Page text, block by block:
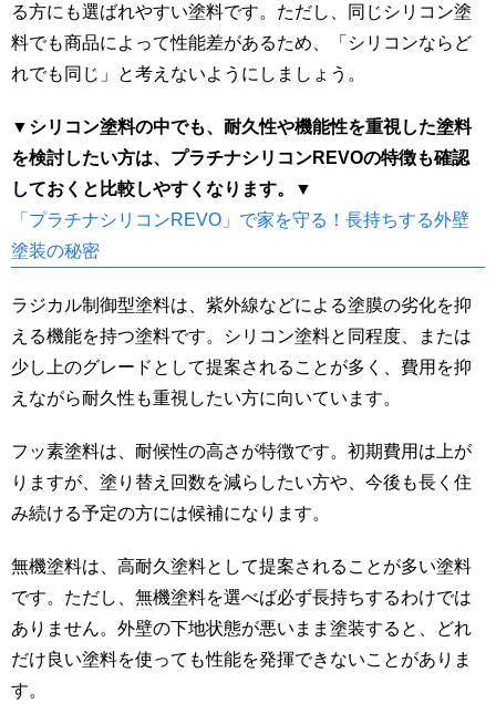
る方にも選ばれやすい塗料です。ただし、同じシリコン塗
料でも商品によって性能差があるため、「シリコンならど
れでも同じ」と考えないようにしましょう。
▼シリコン塗料の中でも、耐久性や機能性を重視した塗料
を検討したい方は、プラチナシリコンREVOの特徴も確認
しておくと比較しやすくなります。▼
「プラチナシリコンREVO」で家を守る！長持ちする外壁
塗装の秘密
ラジカル制御型塗料は、紫外線などによる塗膜の劣化を抑
える機能を持つ塗料です。シリコン塗料と同程度、または
少し上のグレードとして提案されることが多く、費用を抑
えながら耐久性も重視したい方に向いています。
フッ素塗料は、耐候性の高さが特徴です。初期費用は上が
りますが、塗り替え回数を減らしたい方や、今後も長く住
み続ける予定の方には候補になります。
無機塗料は、高耐久塗料として提案されることが多い塗料
です。ただし、無機塗料を選べば必ず長持ちするわけでは
ありません。外壁の下地状態が悪いまま塗装すると、どれ
だけ良い塗料を使っても性能を発揮できないことがありま
す。